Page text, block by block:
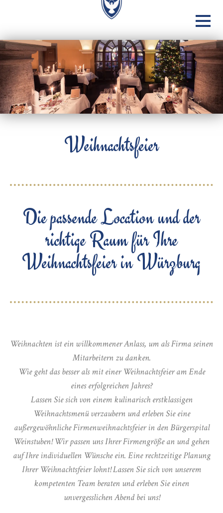
Weihnachtsfeier
Die passende Location und der
richtige Raum für Ihre
Weihnachtsfeier in Würzburg
Weihnachten ist ein willkommener Anlass, um als Firma seinen
Mitarbeitern zu danken.
Wie geht das besser als mit einer Weihnachtsfeier am Ende
eines erfolgreichen Jahres?
Lassen Sie sich von einem kulinarisch erstklassigen
Weihnachtsmenü verzaubern und erleben Sie eine
außergewöhnliche Firmenweihnachtsfeier in den Bürgerspital
Weinstuben! Wir passen uns Ihrer Firmengröße an und gehen
auf Ihre individuellen Wünsche ein. Eine rechtzeitige Planung
Ihrer Weihnachtsfeier lohnt! Lassen Sie sich von unserem
kompetenten Team beraten und erleben Sie einen
unvergesslichen Abend bei uns!